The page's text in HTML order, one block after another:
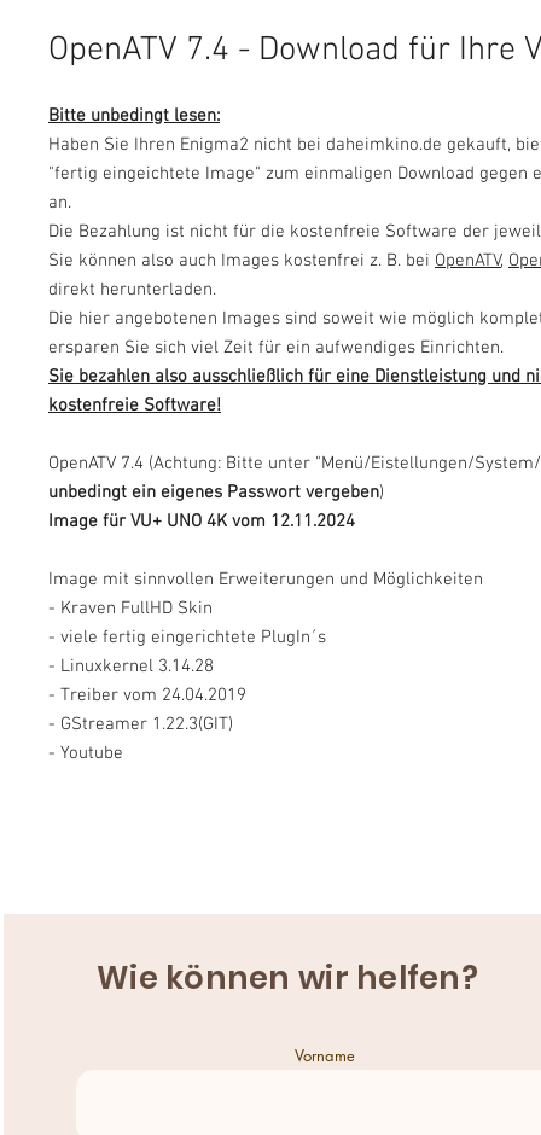
OpenATV 7.4 - Download für Ihre
Bitte unbedingt lesen:
Haben Sie Ihren Enigma2 nicht bei daheimkino.de gekauft,
"fertig eingeichtete Image" zum einmaligen Download gegen
an.
Die Bezahlung ist nicht für die kostenfreie Software der
Sie können also auch Images kostenfrei z. B. bei OpenATV,
direkt herunterladen.
Die hier angebotenen Images sind soweit wie möglich
ersparen Sie sich viel Zeit für ein aufwendiges Einrichten.
Sie bezahlen also ausschließlich für eine Dienstleistung und
kostenfreie Software!
OpenATV 7.4 (Achtung: Bitte unter "Menü/Eistellungen/
unbedingt ein eigenes Passwort vergeben)
Image für VU+ UNO 4K vom 12.11.2024
Image mit sinnvollen Erweiterungen und Möglichkeiten
- Kraven FullHD Skin
- viele fertig eingerichtete PlugIn´s
- Linuxkernel 3.14.28
- Treiber vom 24.04.2019
- GStreamer 1.22.3(GIT)
- Youtube
Wie können wir helfen?
Vorname